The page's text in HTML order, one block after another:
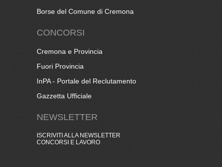
Borse del Comune di Cremona
CONCORSI
Cremona e Provincia
Fuori Provincia
InPA - Portale del Reclutamento
Gazzetta Ufficiale
NEWSLETTER
ISCRIVITI ALLA NEWSLETTER
CONCORSI E LAVORO